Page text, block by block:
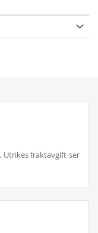
Utrikes fraktavgift ser